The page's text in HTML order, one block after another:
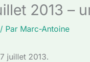
2013 –
Par Marc-Antoine
juillet 2013.